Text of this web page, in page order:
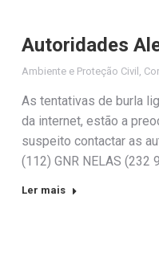
Autoridades
Ambiente e Proteção Civil ,
As tentativas de burla
da internet, estão a
suspeito contactar as
(112) GNR NELAS (232
Ler mais